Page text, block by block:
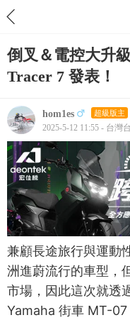
倒叉＆電控大升
Tracer 7 發表！
hom1es 超級版主
2025-5-12 11:55 - 台灣
兼顧長途旅行與運動
洲進蔚流行的車型，
市場，因此這次就透
Yamaha 街車 MT-07